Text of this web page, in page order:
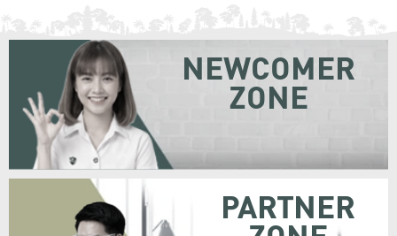
NEWCOMER
ZONE
PARTNER